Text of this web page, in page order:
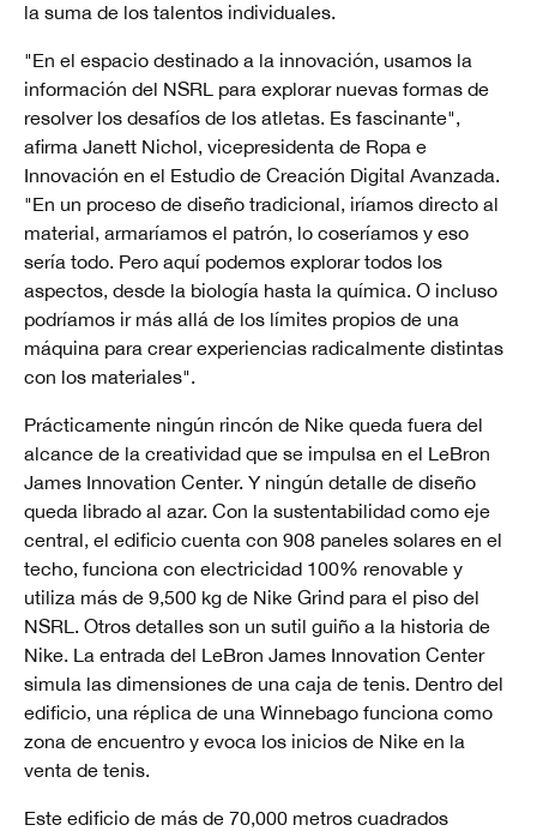
la suma de los talentos individuales.
"En el espacio destinado a la innovación, usamos la
información del NSRL para explorar nuevas formas de
resolver los desafíos de los atletas. Es fascinante",
afirma Janett Nichol, vicepresidenta de Ropa e
Innovación en el Estudio de Creación Digital Avanzada.
"En un proceso de diseño tradicional, iríamos directo al
material, armaríamos el patrón, lo coseríamos y eso
sería todo. Pero aquí podemos explorar todos los
aspectos, desde la biología hasta la química. O incluso
podríamos ir más allá de los límites propios de una
máquina para crear experiencias radicalmente distintas
con los materiales".
Prácticamente ningún rincón de Nike queda fuera del
alcance de la creatividad que se impulsa en el LeBron
James Innovation Center. Y ningún detalle de diseño
queda librado al azar. Con la sustentabilidad como eje
central, el edificio cuenta con 908 paneles solares en el
techo, funciona con electricidad 100% renovable y
utiliza más de 9,500 kg de Nike Grind para el piso del
NSRL. Otros detalles son un sutil guiño a la historia de
Nike. La entrada del LeBron James Innovation Center
simula las dimensiones de una caja de tenis. Dentro del
edificio, una réplica de una Winnebago funciona como
zona de encuentro y evoca los inicios de Nike en la
venta de tenis.
Este edificio de más de 70,000 metros cuadrados